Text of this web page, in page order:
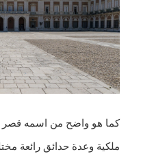
ملكية وعدة حدائق رائعة